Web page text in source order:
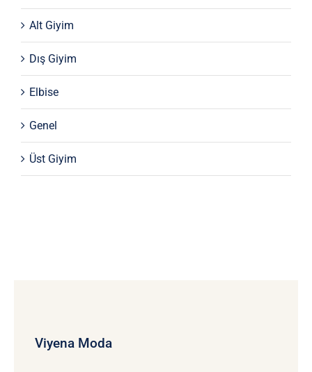
Alt Giyim
Dış Giyim
Elbise
Genel
Üst Giyim
Viyena Moda